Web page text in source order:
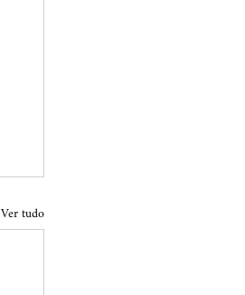
Ver tudo